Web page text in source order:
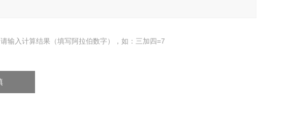
请输入计算结果（填写阿拉伯数字），如：三加四=7